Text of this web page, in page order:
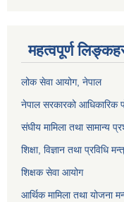
महत्वपूर्ण
लोक सेवा आयोग, नेपाल
नेपाल सरकारको आधिकारिक
संघीय मामिला तथा सामान्य
शिक्षा, विज्ञान तथा प्रविधि
शिक्षक सेवा आयोग
आर्थिक मामिला तथा योजना